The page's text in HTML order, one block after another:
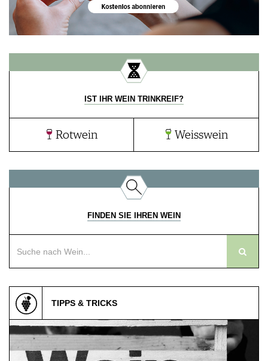
IST IHR WEIN TRINKREIF?
Rotwein Weisswein
FINDEN SIE IHREN WEIN
TIPPS & TRICKS